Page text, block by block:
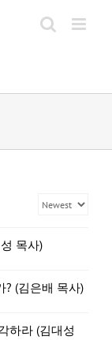
목사)
? (김은배 목사)
(김대성